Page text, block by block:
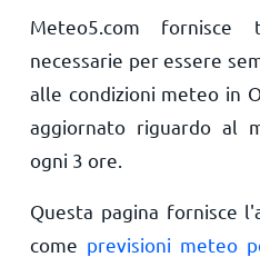
Meteo5.com
necessarie per essere
alle condizioni meteo in
aggiornato riguardo al
ogni 3 ore.
Questa pagina fornisce
come previsioni meteo